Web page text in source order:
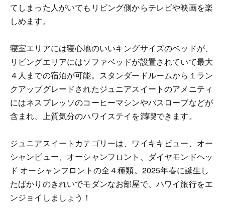
てしまった人がいてもリビング側からテレビや映画を楽
しめます。
寝室エリアには寝心地のいいキングサイズのベッドが、
リビングエリアにはソファベッドが設置されていて最大
４人までの宿泊が可能。スタンダードルームから１ラン
クアップグレードされたジュニアスイートのアメニティ
にはネスプレッソのコーヒーマシンやバスローブなどが
含まれ、上質気分のハワイステイを満喫できます。
ジュニアスイートカテゴリーは、ワイキキビュー、オー
シャンビュー、オーシャンフロント、ダイヤモンドヘッ
ド オーシャンフロントの全４種類。2025年春に誕生し
たばかりのきれいでモダンなお部屋で、ハワイ旅行をエ
ンジョイしましょう！